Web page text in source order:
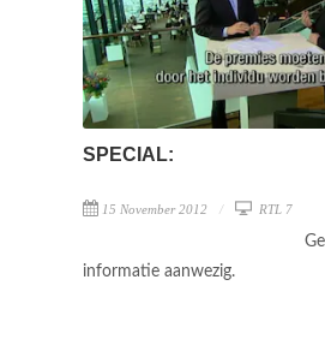
SPECIAL:
15 November 2012 RTL 7
informatie aanwezig.